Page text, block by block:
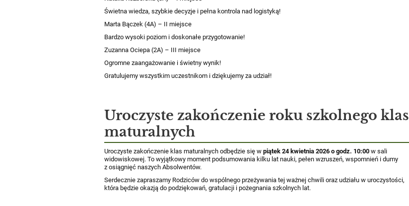
Świetna wiedza, szybkie decyzje i pełna kontrola nad logistyką!
Marta Bączek (4A) – II miejsce
Bardzo wysoki poziom i doskonałe przygotowanie!
Zuzanna Ociepa (2A) – III miejsce
Ogromne zaangażowanie i świetny wynik!
Gratulujemy wszystkim uczestnikom i dziękujemy za udział!
Uroczyste zakończenie roku szkolnego klas
maturalnych
Uroczyste zakończenie klas maturalnych odbędzie się wpiątek 24 kwietnia 2026 o godz. 10:00w sali
widowiskowej. To wyjątkowy moment podsumowania kilku lat nauki, pełen wzruszeń, wspomnień i dumy
z osiągnięć naszych Absolwentów.
Serdecznie zapraszamy Rodziców do wspólnego przeżywania tej ważnej chwili oraz udziału w uroczystości,
która będzie okazją do podziękowań, gratulacji i pożegnania szkolnych lat.